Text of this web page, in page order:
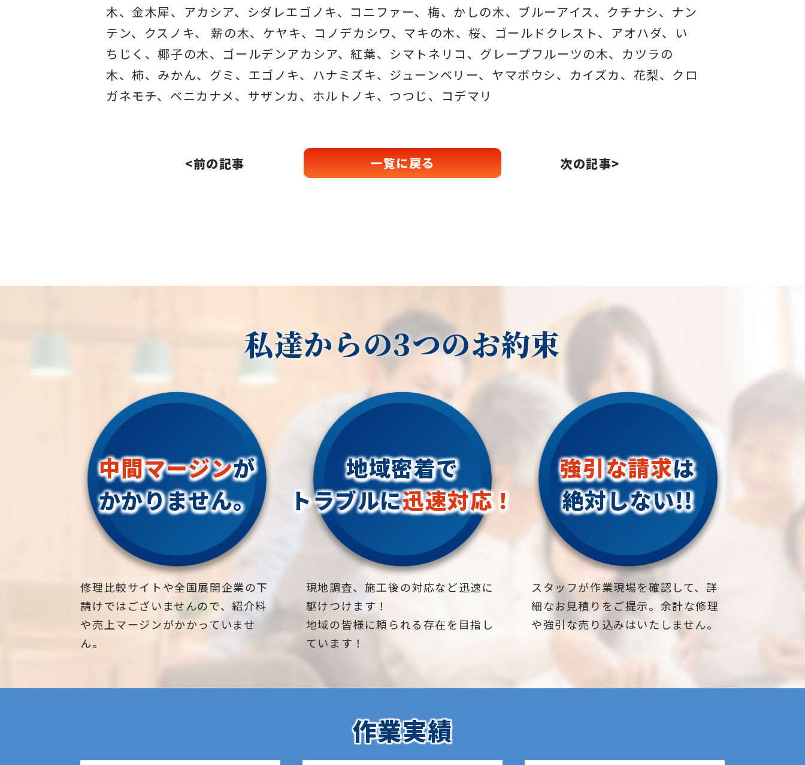
木、金木犀、アカシア、シダレエゴノキ、コニファー、梅、かしの木、ブルーアイス、クチナシ、ナン
テン、クスノキ、 薪の木、ケヤキ、コノデカシワ、マキの木、桜、ゴールドクレスト、アオハダ、い
ちじく、椰子の木、ゴールデンアカシア、紅葉、シマトネリコ、グレープフルーツの木、カツラの
木、柿、みかん、グミ、エゴノキ、ハナミズキ、ジューンベリー、ヤマボウシ、カイズカ、花梨、クロ
ガネモチ、ベニカナメ、サザンカ、ホルトノキ、つつじ、コデマリ
<前の記事 一覧に戻る 次の記事>
私達からの3つのお約束
中間マージンが
かかりません。
修理比較サイトや全国展開企業の下
請けではございませんので、紹介料
や売上マージンがかかっていませ
ん。
地域密着で
トラブルに迅速対応！
現地調査、施工後の対応など迅速に
駆けつけます！
地域の皆様に頼られる存在を目指し
ています！
強引な請求は
絶対しない!!
スタッフが作業現場を確認して、詳
細なお見積りをご提示。余計な修理
や強引な売り込みはいたしません。
作業実績